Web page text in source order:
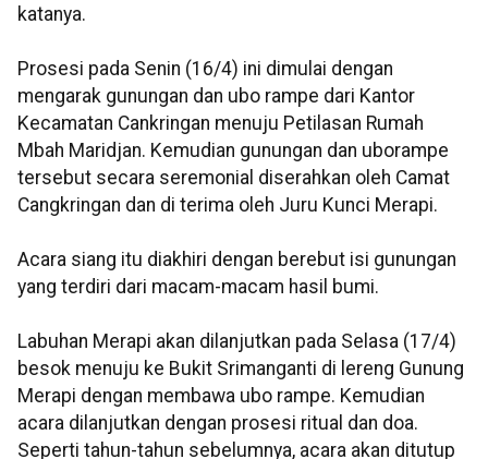
katanya.
Prosesi pada Senin (16/4) ini dimulai dengan
mengarak gunungan dan ubo rampe dari Kantor
Kecamatan Cankringan menuju Petilasan Rumah
Mbah Maridjan. Kemudian gunungan dan uborampe
tersebut secara seremonial diserahkan oleh Camat
Cangkringan dan di terima oleh Juru Kunci Merapi.
Acara siang itu diakhiri dengan berebut isi gunungan
yang terdiri dari macam-macam hasil bumi.
Labuhan Merapi akan dilanjutkan pada Selasa (17/4)
besok menuju ke Bukit Srimanganti di lereng Gunung
Merapi dengan membawa ubo rampe. Kemudian
acara dilanjutkan dengan prosesi ritual dan doa.
Seperti tahun-tahun sebelumnya, acara akan ditutup